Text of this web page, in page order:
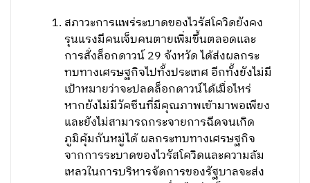
สภาวะการแพร่ระบาดของไวรัสโควิดยังคง
รุนแรงมีคนเจ็บคนตายเพิ่มขึ้นตลอดและ
การสั่งล็อกดาวน์ 29 จังหวัด ได้ส่งผลกระ
ทบทางเศรษฐกิจไปทั้งประเทศ อีกทั้งยังไม่มี
เป้าหมายว่าจะปลดล็อกดาวน์ได้เมื่อไหร่
หากยังไม่มีวัคซีนที่มีคุณภาพเข้ามาพอเพียง
และยังไม่สามารถกระจายการฉีดจนเกิด
ภูมิคุ้มกันหมู่ได้ ผลกระทบทางเศรษฐกิจ
จากการระบาดของไวรัสโควิดและความล้ม
เหลวในการบริหารจัดการของรัฐบาลจะส่ง